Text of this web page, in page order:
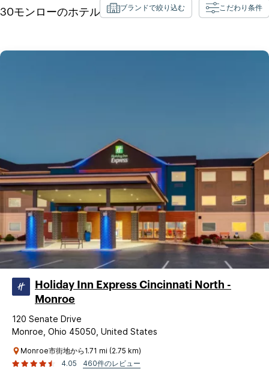
30モンローのホテル ブランドで絞り込む こだわり条件
Holiday Inn Express Cincinnati North -
Monroe
120 Senate Drive
Monroe, Ohio 45050, United States
Monroe市街地から1.71 mi (2.75 km)
4.05
460件のレビュー